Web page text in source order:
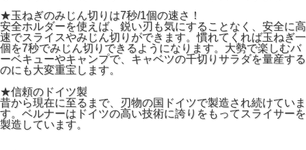
★玉ねぎのみじん切りは7秒/1個の速さ！
安全ホルダーを使えば、鋭い刃も気にすることなく、安全に高
速でスライスやみじん切りができます。慣れてくれば玉ねぎ一
個を7秒でみじん切りできるようになります。大勢で楽しむバ
ーベキューやキャンプで、キャベツの千切りサラダを量産する
のにも大変重宝します。
★信頼のドイツ製
昔から現在に至るまで、刃物の国ドイツで製造され続けていま
す。ベルナーはドイツの高い技術に誇りをもってスライサーを
製造しています。